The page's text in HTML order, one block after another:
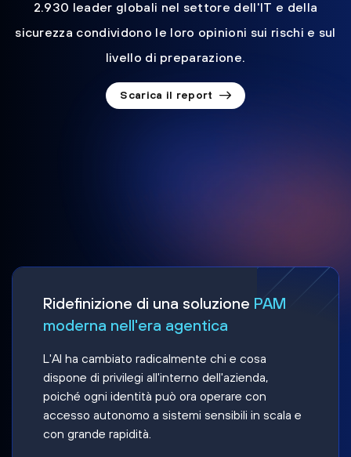
2.930 leader globali nel settore dell'IT e della
sicurezza condividono le loro opinioni sui rischi e sul
livello di preparazione.
Scarica il report
Ridefinizione di una soluzione PAM
moderna nell'era agentica
L'AI ha cambiato radicalmente chi e cosa
dispone di privilegi all'interno dell'azienda,
poiché ogni identità può ora operare con
accesso autonomo a sistemi sensibili in scala e
con grande rapidità.